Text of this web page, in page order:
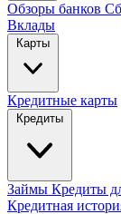
Обзоры банков
Вклады
Карты
Кредитные карты
Кредиты
Займы Кредиты
Кредитная